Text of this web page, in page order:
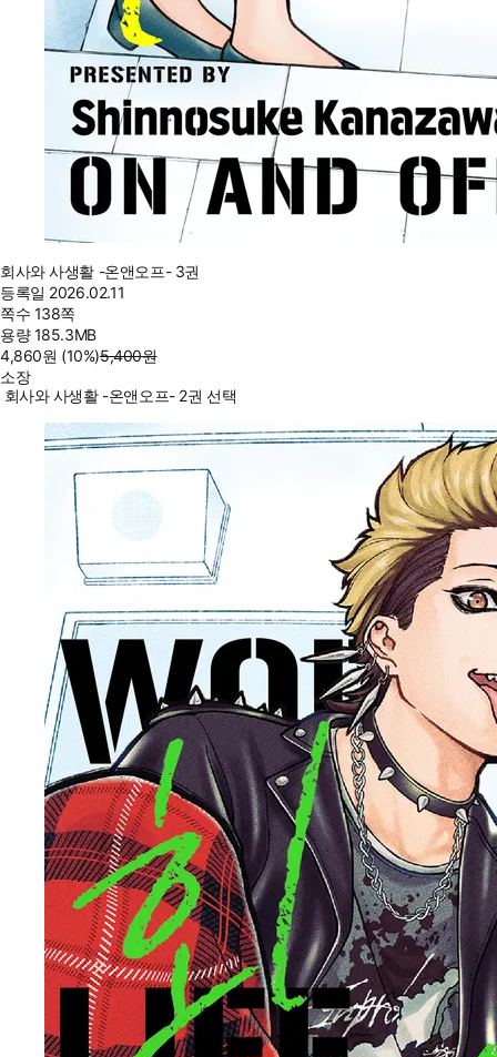
회사와 사생활 -온앤오프- 3권
등록일 2026.02.11
쪽수 138쪽
용량185.3MB
4,860원 (10%)5,400원
소장
회사와 사생활 -온앤오프- 2권 선택